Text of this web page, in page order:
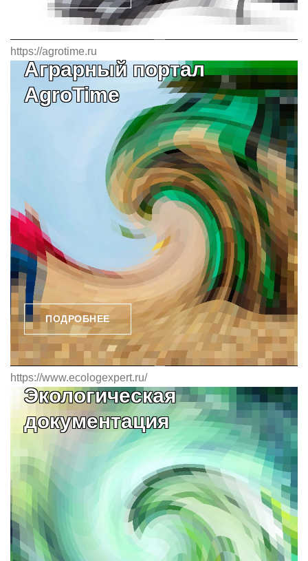
https://agrotime.ru
Аграрный портал
AgroTime
ПОДРОБНЕЕ
https://www.ecologexpert.ru/
Экологическая
документация